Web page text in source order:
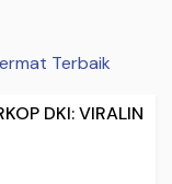
Terbaik
DKI: VIRALIN